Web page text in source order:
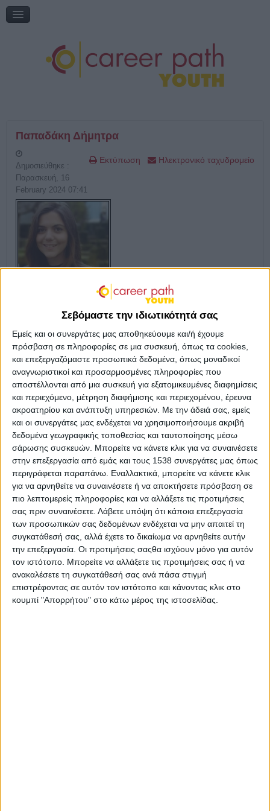
Σεβόμαστε την ιδιωτικότητά σας
Εμείς και οι συνεργάτες μας αποθηκεύουμε και/ή έχουμε
πρόσβαση σε πληροφορίες σε μια συσκευή, όπως τα cookies,
και επεξεργαζόμαστε προσωπικά δεδομένα, όπως μοναδικοί
αναγνωριστικοί και προσαρμοσμένες πληροφορίες που
αποστέλλονται από μια συσκευή για εξατομικευμένες διαφημίσεις
και περιεχόμενο, μέτρηση διαφήμισης και περιεχομένου, έρευνα
ακροατηρίου και ανάπτυξη υπηρεσιών. Με την άδειά σας, εμείς
και οι συνεργάτες μας ενδέχεται να χρησιμοποιήσουμε ακριβή
δεδομένα γεωγραφικής τοποθεσίας και ταυτοποίησης μέσω
σάρωσης συσκευών. Μπορείτε να κάνετε κλικ για να συναινέσετε
στην επεξεργασία από εμάς και τους 1538 συνεργάτες μας όπως
περιγράφεται παραπάνω. Εναλλακτικά, μπορείτε να κάνετε κλικ
για να αρνηθείτε να συναινέσετε ή να αποκτήσετε πρόσβαση σε
πιο λεπτομερείς πληροφορίες και να αλλάξετε τις προτιμήσεις
σας πριν συναινέσετε. Λάβετε υπόψη ότι κάποια επεξεργασία
των προσωπικών σας δεδομένων ενδέχεται να μην απαιτεί τη
συγκατάθεσή σας, αλλά έχετε το δικαίωμα να αρνηθείτε αυτήν
την επεξεργασία. Οι προτιμήσεις σαςθα ισχύουν μόνο για αυτόν
τον ιστότοπο. Μπορείτε να αλλάξετε τις προτιμήσεις σας ή να
ανακαλέσετε τη συγκατάθεσή σας ανά πάσα στιγμή
επιστρέφοντας σε αυτόν τον ιστότοπο και κάνοντας κλικ στο
κουμπί "Απορρήτου" στο κάτω μέρος της ιστοσελίδας.
Online Ημερίδα: "Επικαιροποιώντας την τηλεμάθηση"
My Gap Feel & Fill Festival
Παπαδάκη Δήμητρα
Εκτύπωση Ηλεκτρονικό ταχυδρομείο
Δημοσιεύθηκε :
Παρασκευή, 16
February 2024 07:41
Ψυχολόγος - Παιδοψυχολόγος, Συστημική -
Η Δήμητρα Παπαδάκη σπούδασε Ψυχολογία στο
University of Illinois στο Σικάγο. Συνέχισε τις σπουδές
της στην Ιατρική Σχολή του ΕΚΠΑ σε μεταπτυχιακό
πρόγραμμα ψυχικής υγείας παιδιών και εφήβων.
Ολοκλήρωσε την 4ετή εκπαίδευση στη Συστημική -
Οικογενειακή θεραπεία και δουλεύει ιδιωτικά με παιδιά
και εφήβους.
Εκδήλωση ενδιαφέροντος